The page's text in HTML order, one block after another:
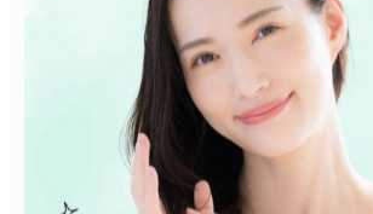
美容室で定期的にヘアケアを受けなが
だけで髪を洗う“湯シャン”を取り入れ
央区でも増えてきています。実際、カラ
薬剤施術を受けた後は、頭皮や髪の状
湯シャンを組み合わせるケースが多いで